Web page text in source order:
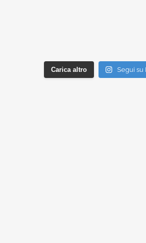
Carica altro Segui su